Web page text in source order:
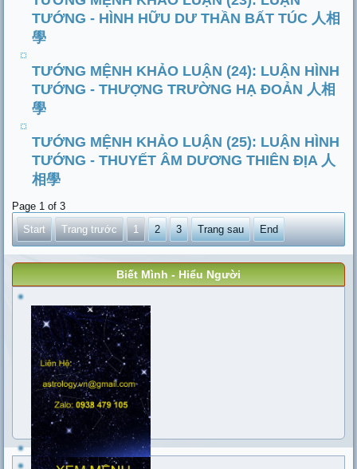
TƯỚNG - HÌNH HỮU DƯ THẦN BẤT TÚC 人相
學
TƯỚNG MỆNH KHẢO LUẬN (24): LUẬN HÌNH
TƯỚNG - THƯỢNG TRƯỜNG HẠ ĐOẢN 人相
學
TƯỚNG MỆNH KHẢO LUẬN (25): LUẬN HÌNH
TƯỚNG - THUYẾT ÂM DƯƠNG THIÊN ĐỊA 人
相學
Page 1 of 3
Start
Trang trước 1 2 3 Trang sau End
Biết Mình - Hiểu Người